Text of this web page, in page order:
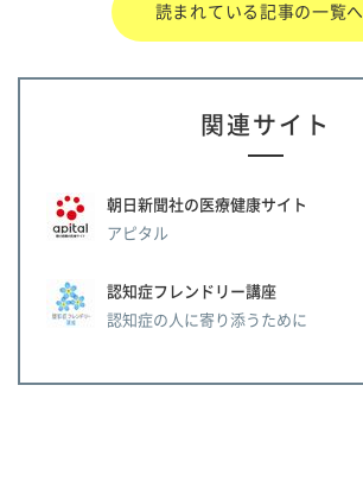
読まれている記事の一覧へ
関連サイト
朝日新聞社の医療健康サイト
アピタル
認知症フレンドリー講座
認知症の人に寄り添うために